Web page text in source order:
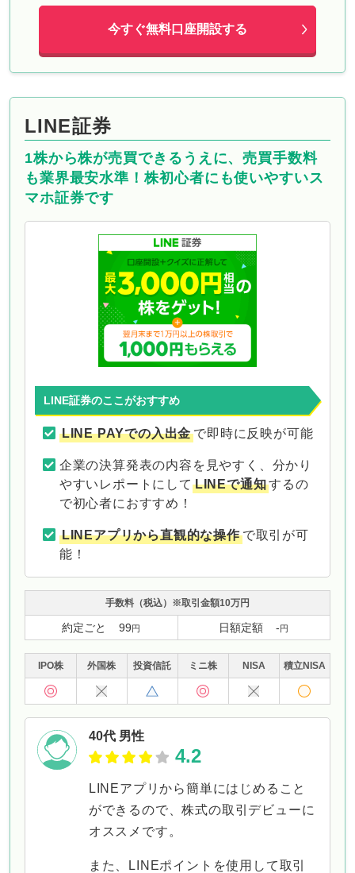
今すぐ無料口座開設する
LINE証券
1株から株が売買できるうえに、売買手数料
も業界最安水準！株初心者にも使いやすいス
マホ証券です
LINE証券のここがおすすめ
LINE PAYでの入出金 で即時に反映が可能
企業の決算発表の内容を見やすく、分かり
やすいレポートにして LINEで通知するの
で初心者におすすめ！
LINEアプリから直観的な操作で取引が可
能！
手数料（税込） ※取引金額10万円
約定ごと 99円 日額定額 -円
IPO株 外国株 投資信託 ミニ株 NISA 積立NISA
40代 男性
4.2
LINEアプリから簡単にはじめること
ができるので、株式の取引デビューに
オススメです。
また、LINEポイントを使用して取引